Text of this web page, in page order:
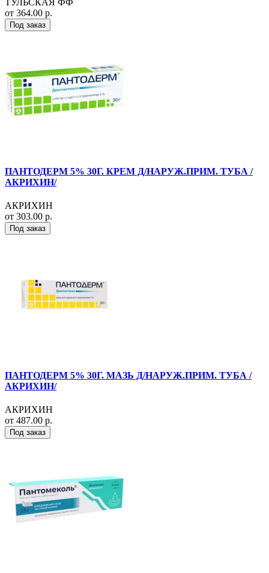
от 364.00 р.
Под заказ
ПАНТОДЕРМ 5% 30Г. КРЕМ Д/НАРУЖ.ПРИМ. ТУБА /
АКРИХИН/
АКРИХИН
от 303.00 р.
Под заказ
ПАНТОДЕРМ 5% 30Г. МАЗЬ Д/НАРУЖ.ПРИМ. ТУБА /
АКРИХИН/
АКРИХИН
от 487.00 р.
Под заказ